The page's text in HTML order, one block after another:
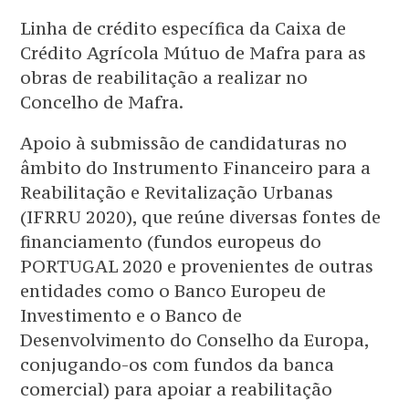
Linha de crédito específica da Caixa de
Crédito Agrícola Mútuo de Mafra para as
obras de reabilitação a realizar no
Concelho de Mafra.
Apoio à submissão de candidaturas no
âmbito do Instrumento Financeiro para a
Reabilitação e Revitalização Urbanas
(IFRRU 2020), que reúne diversas fontes de
financiamento (fundos europeus do
PORTUGAL 2020 e provenientes de outras
entidades como o Banco Europeu de
Investimento e o Banco de
Desenvolvimento do Conselho da Europa,
conjugando-os com fundos da banca
comercial) para apoiar a reabilitação